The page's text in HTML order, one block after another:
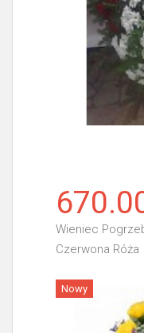
Wieniec
Czerwona Róża
Nowy